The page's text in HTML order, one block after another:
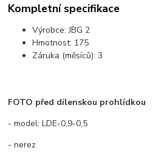
Kompletní specifikace
Výrobce: JBG 2
Hmotnost: 175
Záruka (měsíců): 3
FOTO před dílenskou prohlídkou
- model: LDE-0,9-0,5
- nerez